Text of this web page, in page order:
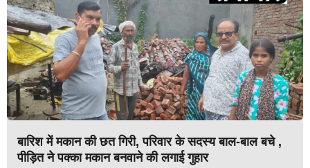
बारिश में मकान की छत गिरी, परिवार के सदस्य बाल-बाल बचे ,
पीड़ित ने पक्का मकान बनवाने की लगाई गुहार